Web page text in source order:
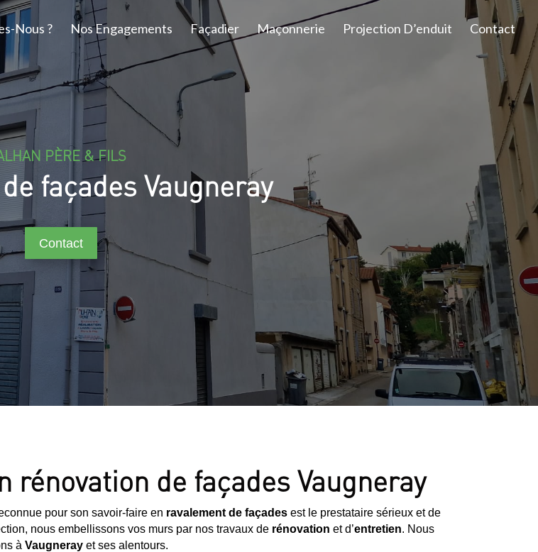
Nous ? Nos Engagements Façadier Maçonnerie Projection D’enduit Contact
PÈRE & FILS
façades Vaugneray
Contact
rénovation de façades Vaugneray
pour son savoir-faire en ravalement de façades est le prestataire sérieux et de
nous embellissons vos murs par nos travaux de rénovation et d’entretien. Nous
à Vaugneray et ses alentours.